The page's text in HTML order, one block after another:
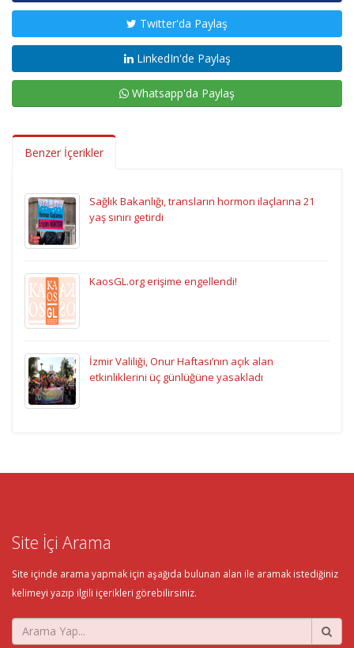
Twitter'da Paylaş
LinkedIn'de Paylaş
Whatsapp'da Paylaş
Benzer İçerikler
Sağlık Bakanlığı, transların hormon ilaçlarına 21
yaş sınırı getirdi
KaosGL.org erişime engellendi!
İzmir Valiliği, Onur Haftası’nın açık alan
etkinliklerini üç günlüğüne yasakladı
Site İçi Arama
Site içinde arama yapmak için aşağıda bulunan alan ile aramak istediğiniz
kelimeyi yazıp ilgili içerikleri görebilirsiniz.